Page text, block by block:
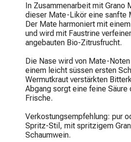
In Zusammenarbeit mit Grano
dieser Mate-Likör eine sanfte
Der Mate harmoniert mit
und wird mit Faustrine
angebauten Bio-Zitrusfrucht.
Die Nase wird von Mate-
einem leicht süssen ersten
Wermutkraut verstärkten
Abgang sorgt eine feine
Frische.
Verkostungsempfehlung: pur
Spritz-Stil, mit spritzigem
Schaumwein.